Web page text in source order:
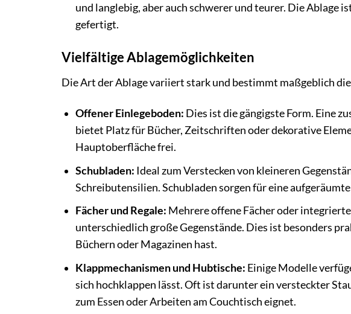
und langlebig, aber auch schwerer und teurer. Die Ablage
gefertigt.
Vielfältige Ablagemöglichkeiten
Die Art der Ablage variiert stark und bestimmt maßgeblich
Offener Einlegeboden: Dies ist die gängigste Form. Eine
bietet Platz für Bücher, Zeitschriften oder dekorative
Hauptoberfläche frei.
Schubladen: Ideal zum Verstecken von kleineren
Schreibutensilien. Schubladen sorgen für eine
Fächer und Regale: Mehrere offene Fächer oder
unterschiedlich große Gegenstände. Dies ist besonders
Büchern oder Magazinen hast.
Klappmechanismen und Hubtische: Einige Modelle
sich hochklappen lässt. Oft ist darunter ein versteckter
zum Essen oder Arbeiten am Couchtisch eignet.